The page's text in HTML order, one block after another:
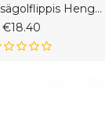
Naisten Kesägolflippis Hengittävä Lippalakki Sisäänvedettävä Tyhjä Päällyspallo Ulkoilupallolippis
€18.40